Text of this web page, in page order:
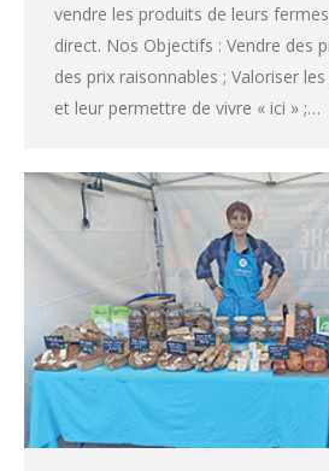
vendre les produits de leurs
direct. Nos Objectifs : Vendre des
des prix raisonnables ; Valoriser
et leur permettre de vivre « ici » ;…